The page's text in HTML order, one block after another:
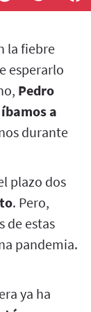
la fiebre
esperarlo
Pedro
íbamos a
durante
plazo dos
. Pero,
de estas
pandemia.
ya ha